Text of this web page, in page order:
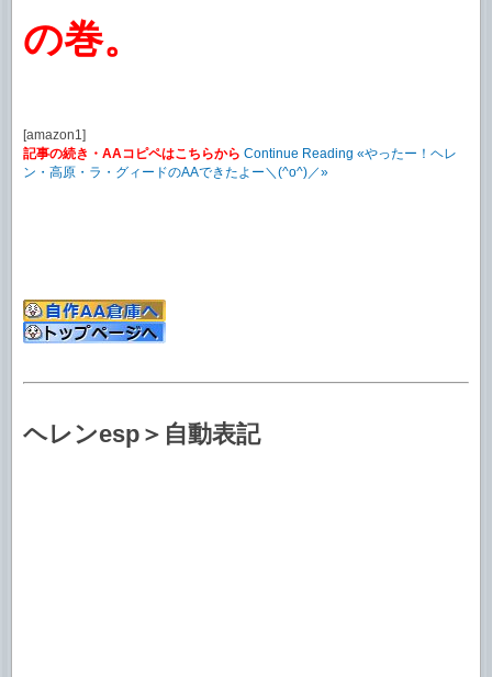
の巻。
[amazon1]
記事の続き・AAコピペはこちらから Continue Reading «やったー！ヘレ
ン・高原・ラ・グィードのAAできたよー＼(^o^)／»
ヘレンesp＞自動表記